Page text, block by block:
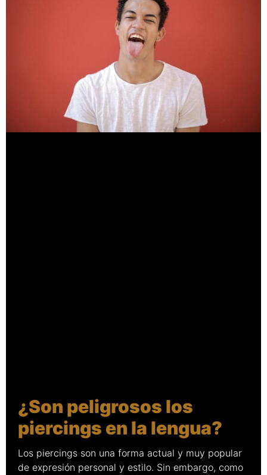
¿Son peligrosos los
piercings en la lengua?
Los piercings son una forma actual y muy popular
de expresión personal y estilo. Sin embargo, como